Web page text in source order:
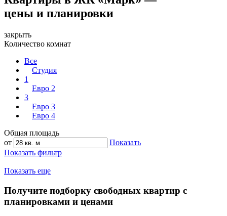
цены и планировки
закрыть
Количество комнат
Все
Студия
1
Евро 2
3
Евро 3
Евро 4
Общая площадь
от
Показать
Показать фильтр
Показать еще
Получите подборку свободных квартир с
планировками и ценами